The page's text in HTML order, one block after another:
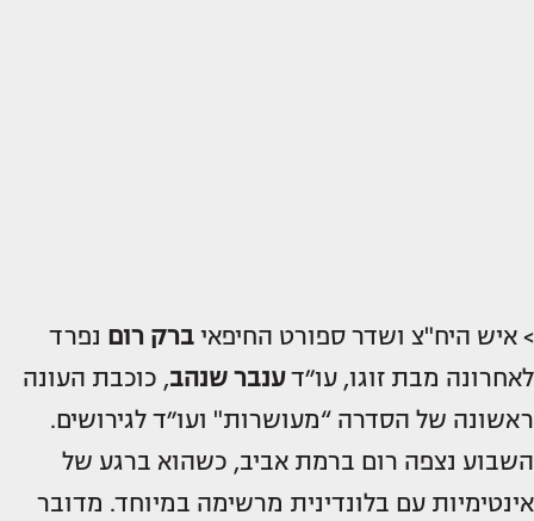
> איש היח"צ ושדר ספורט החיפאי ברק רום נפרד
לאחרונה מבת זוגו, עו״דענבר שנהב, כוכבת העונה
ראשונה של הסדרה “מעושרות" ועו״ד לגירושים.
השבוע נצפה רום ברמת אביב, כשהוא ברגע של
אינטימיות עם בלונדינית מרשימה במיוחד. מדובר